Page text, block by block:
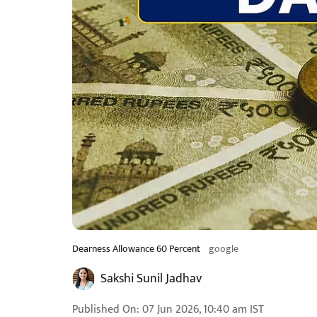
Dearness Allowance 60 Percent google
Sakshi Sunil Jadhav
Published On:07 Jun 2026, 10:40 am IST